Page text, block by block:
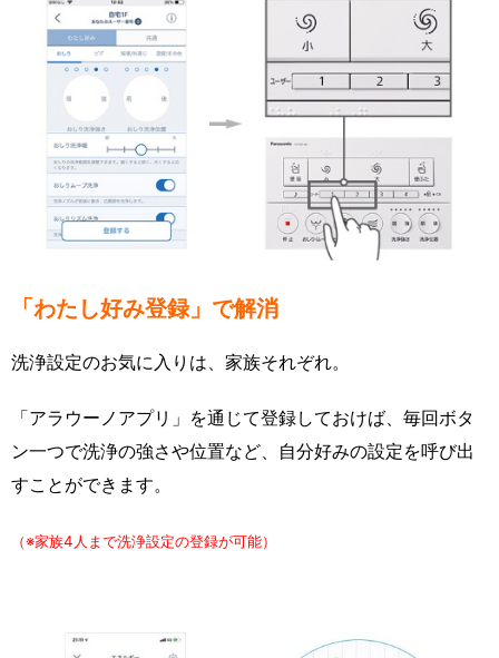
「わたし好み登録」で解消
洗浄設定のお気に入りは、家族それぞれ。
「アラウーノアプリ」を通じて登録しておけば、毎回ボタ
ン一つで洗浄の強さや位置など、自分好みの設定を呼び出
すことができます。
（※家族4人まで洗浄設定の登録が可能）